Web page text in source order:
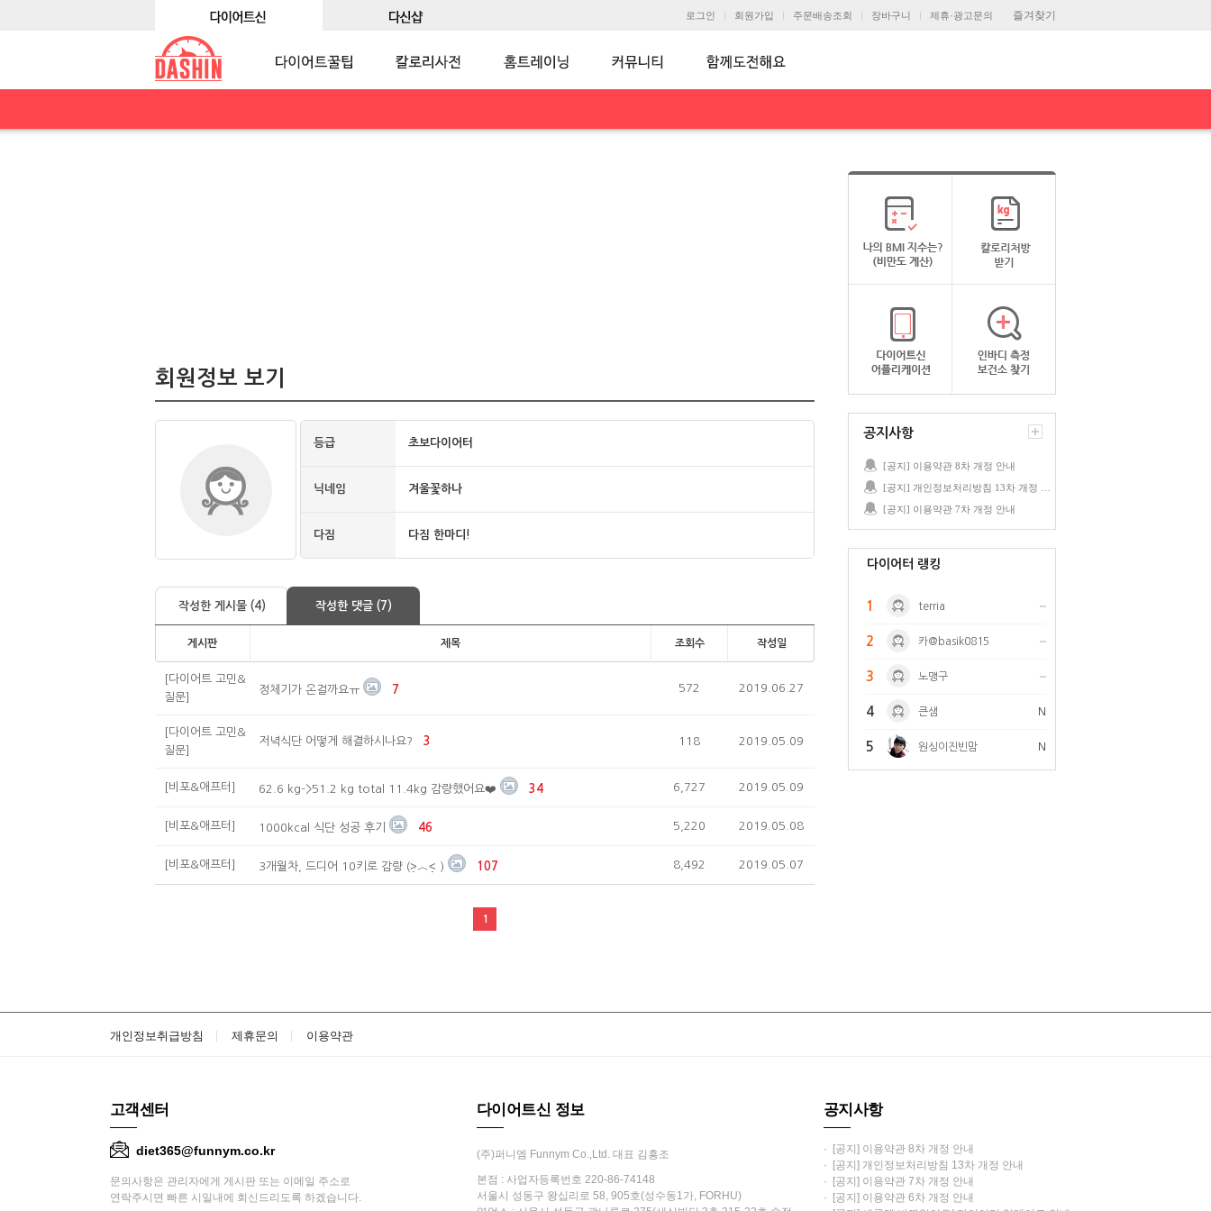
즐겨찾기
로그인 회원가입 주문배송조회 장바구니 제휴·광고문의
회원정보 보기
등급 초보다이어터
닉네임 겨울꽃하나
다짐 다짐 한마디!
작성한 게시물 (4) 작성한 댓글 (7)
게시판 제목 조회수 작성일
[다이어트 고민&
질문]
정체기가 온걸까요ㅠ 7 572 2019.06.27
[다이어트 고민&
질문]
저녁식단 어떻게 해결하시나요? 3 118 2019.05.09
[비포&애프터] 62.6 kg->51.2 kg total 11.4kg 감량했어요❤️ 34 6,727 2019.05.09
[비포&애프터] 1000kcal 식단 성공 후기 46 5,220 2019.05.08
[비포&애프터] 3개월차, 드디어 10키로 감량 (˃̣̣̣̣︿˂̣̣̣̣ ) 107 8,492 2019.05.07
1
공지사항
[공지] 이용약관 8차 개정 안내
[공지] 이용약관 7차 개정 안내
다이어터 랭킹
1 terria
2 카@basik0815
3 노맹구
4 큰샘 N
5 원싱이진빈맘 N
개인정보취급방침 제휴문의 이용약관
고객센터
diet365@funnym.co.kr
문의사항은 관리자에게 게시판 또는 이메일 주소로
연락주시면 빠른 시일내에 회신드리도록 하겠습니다.
다이어트신 정보
(주)퍼니엠 Funnym Co.,Ltd. 대표 김흥조
본점 : 사업자등록번호 220-86-74148
서울시 성동구 왕십리로 58, 905호(성수동1가, FORHU)
공지사항
· [공지] 이용약관 8차 개정 안내
· [공지] 개인정보처리방침 13차 개정 안내
· [공지] 이용약관 7차 개정 안내
· [공지] 이용약관 6차 개정 안내